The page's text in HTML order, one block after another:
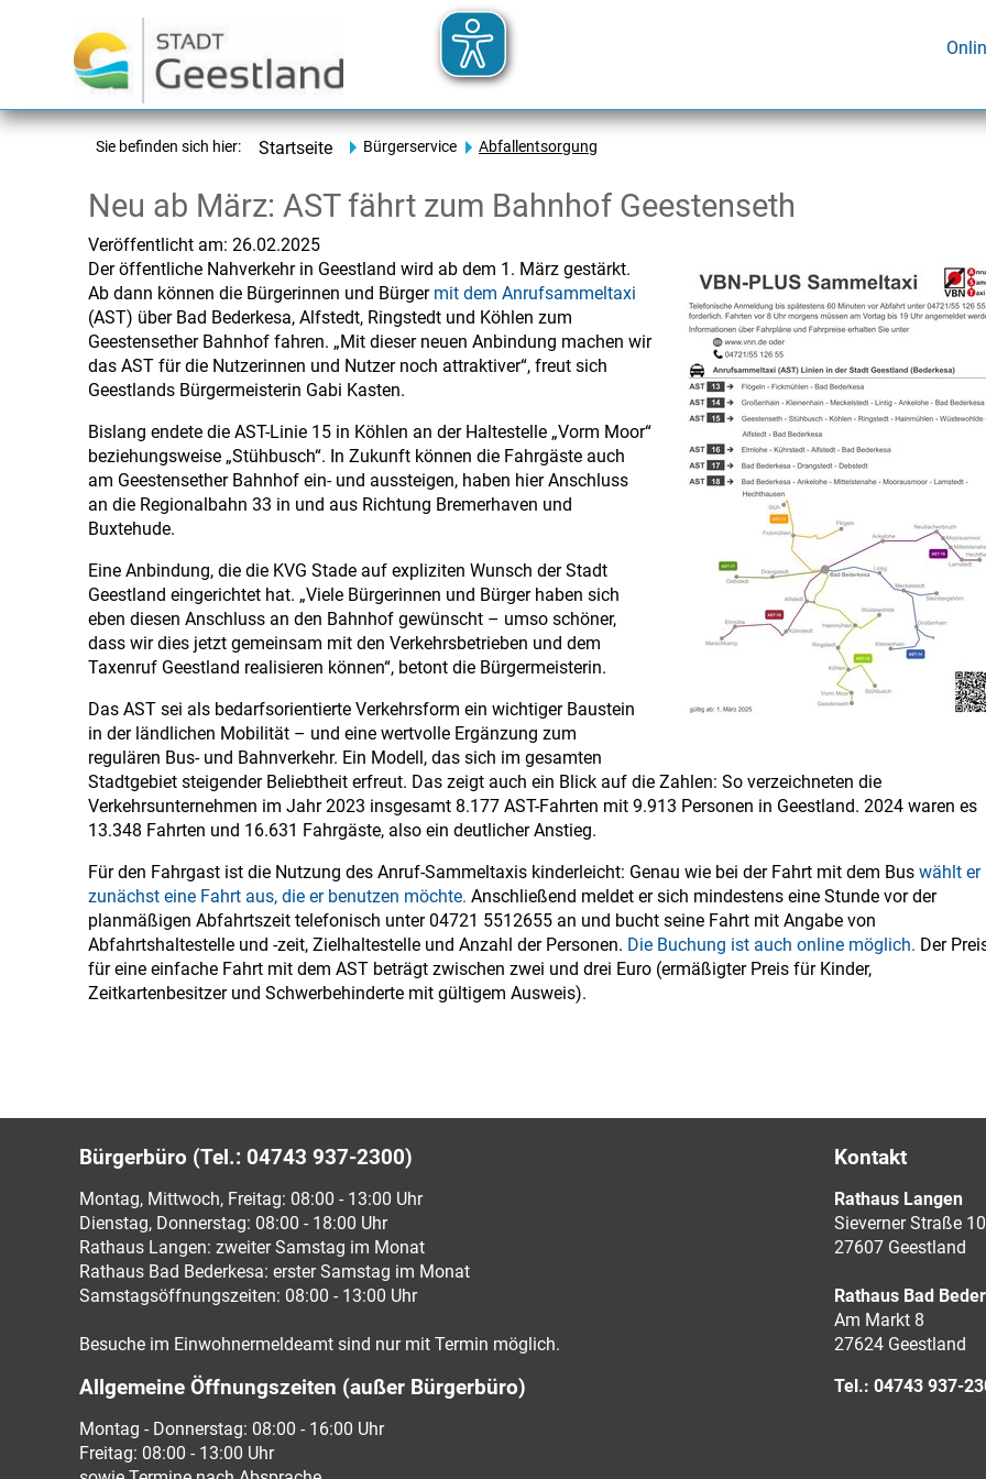
Sie befinden sich hier: Startseite Bürgerservice Abfallentsorgung
Neu ab März: AST fährt zum Bahnhof Geestenseth
Veröffentlicht am: 26.02.2025
Der öffentliche Nahverkehr in Geestland wird ab dem 1. März gestärkt.
Ab dann können die Bürgerinnen und Bürger mit dem Anrufsammeltaxi
(AST) über Bad Bederkesa, Alfstedt, Ringstedt und Köhlen zum
Geestensether Bahnhof fahren. „Mit dieser neuen Anbindung machen wir
das AST für die Nutzerinnen und Nutzer noch attraktiver“, freut sich
Geestlands Bürgermeisterin Gabi Kasten.
Bislang endete die AST-Linie 15 in Köhlen an der Haltestelle „Vorm Moor“
beziehungsweise „Stühbusch“. In Zukunft können die Fahrgäste auch
am Geestensether Bahnhof ein- und aussteigen, haben hier Anschluss
an die Regionalbahn 33 in und aus Richtung Bremerhaven und
Buxtehude.
Eine Anbindung, die die KVG Stade auf expliziten Wunsch der Stadt
Geestland eingerichtet hat. „Viele Bürgerinnen und Bürger haben sich
eben diesen Anschluss an den Bahnhof gewünscht – umso schöner,
dass wir dies jetzt gemeinsam mit den Verkehrsbetrieben und dem
Taxenruf Geestland realisieren können“, betont die Bürgermeisterin.
Das AST sei als bedarfsorientierte Verkehrsform ein wichtiger Baustein
in der ländlichen Mobilität – und eine wertvolle Ergänzung zum
regulären Bus- und Bahnverkehr. Ein Modell, das sich im gesamten
Stadtgebiet steigender Beliebtheit erfreut. Das zeigt auch ein Blick auf die Zahlen: So verzeichneten die
Verkehrsunternehmen im Jahr 2023 insgesamt 8.177 AST-Fahrten mit 9.913 Personen in Geestland. 2024 waren es
13.348 Fahrten und 16.631 Fahrgäste, also ein deutlicher Anstieg.
Für den Fahrgast ist die Nutzung des Anruf-Sammeltaxis kinderleicht: Genau wie bei der Fahrt mit dem Bus wählt er
zunächst eine Fahrt aus, die er benutzen möchte. Anschließend meldet er sich mindestens eine Stunde vor der
planmäßigen Abfahrtszeit telefonisch unter 04721 5512655 an und bucht seine Fahrt mit Angabe von
Abfahrtshaltestelle und -zeit, Zielhaltestelle und Anzahl der Personen. Die Buchung ist auch online möglich. Der
für eine einfache Fahrt mit dem AST beträgt zwischen zwei und drei Euro (ermäßigter Preis für Kinder,
Zeitkartenbesitzer und Schwerbehinderte mit gültigem Ausweis).
Bürgerbüro (Tel.: 04743 937-2300)
Montag, Mittwoch, Freitag: 08:00 - 13:00 Uhr
Dienstag, Donnerstag: 08:00 - 18:00 Uhr
Rathaus Langen: zweiter Samstag im Monat
Rathaus Bad Bederkesa: erster Samstag im Monat
Samstagsöffnungszeiten: 08:00 - 13:00 Uhr
Besuche im Einwohnermeldeamt sind nur mit Termin möglich.
Allgemeine Öffnungszeiten (außer Bürgerbüro)
Montag - Donnerstag: 08:00 - 16:00 Uhr
Freitag: 08:00 - 13:00 Uhr
Kontakt
Rathaus Langen
Sieverner Straße 10
27607 Geestland
Rathaus Bad
Am Markt 8
27624 Geestland
Tel.: 04743 937-